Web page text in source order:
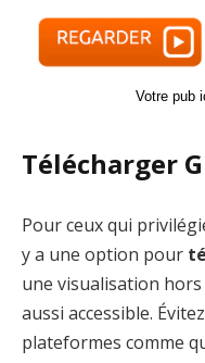
Votre pub
Télécharger
Pour ceux qui
y a une option pour
une visualisation
aussi accessible.
plateformes comme